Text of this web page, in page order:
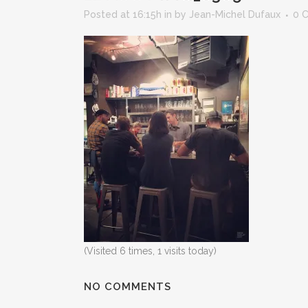
Posted at 16:15h in by Jean-Michel Dufaux 0
(Visited 6 times, 1 visits today)
NO COMMENTS